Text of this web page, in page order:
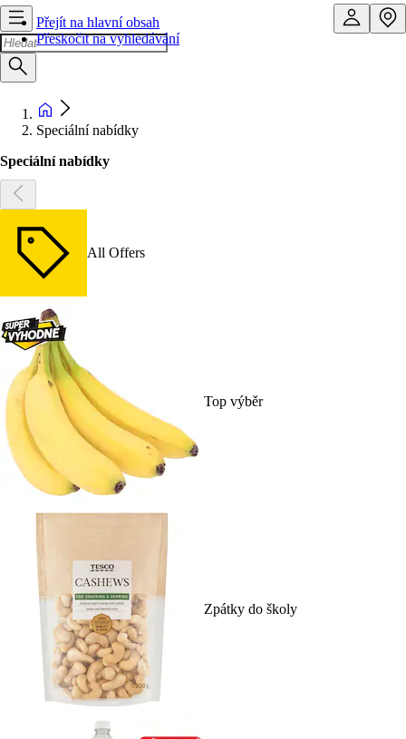
Přejít na hlavní obsah
Přeskočit na vyhledávání
Speciální nabídky
Speciální nabídky
All Offers
Top výběr
Zpátky do školy